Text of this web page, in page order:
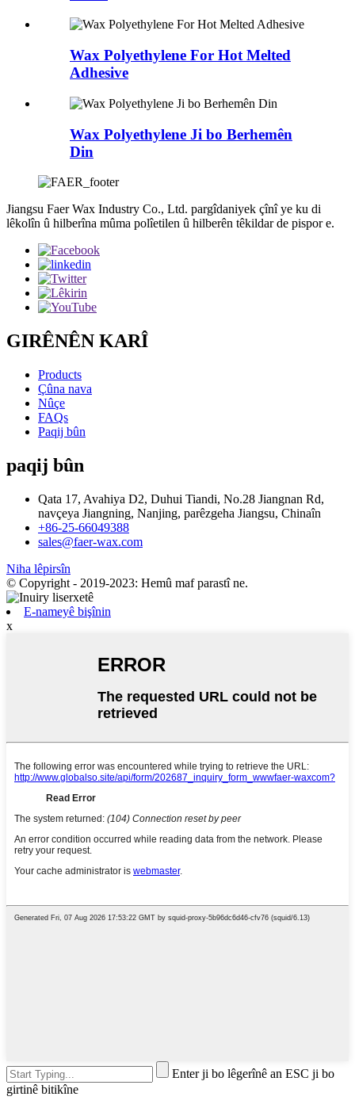
Wax Polyethylene For Hot Melted
Adhesive
Wax Polyethylene Ji bo Berhemên
Din
Jiangsu Faer Wax Industry Co., Ltd. pargîdaniyek çînî ye ku di
lêkolîn û hilberîna mûma polîetilen û hilberên têkildar de pispor e.
GIRÊNÊN KARÎ
Products
Çûna nava
Nûçe
FAQs
Paqij bûn
paqij bûn
Qata 17, Avahiya D2, Duhui Tiandi, No.28 Jiangnan Rd,
navçeya Jiangning, Nanjing, parêzgeha Jiangsu, Chinaîn
+86-25-66049388
sales@faer-wax.com
Niha lêpirsîn
© Copyright - 2019-2023: Hemû maf parastî ne.
E-nameyê bişînin
x
Enter ji bo lêgerînê an ESC ji bo
girtinê bitikîne